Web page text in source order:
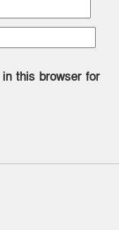
this browser for